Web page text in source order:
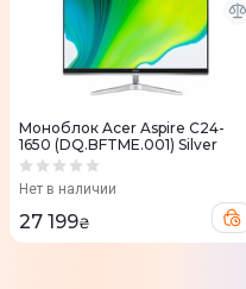
Моноблок Acer Aspire C24-
1650 (DQ.BFTME.001) Silver
Нет в наличии
27 199₴